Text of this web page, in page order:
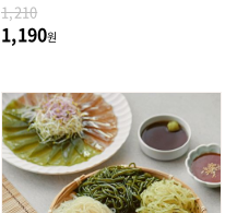
1,210
1,190원